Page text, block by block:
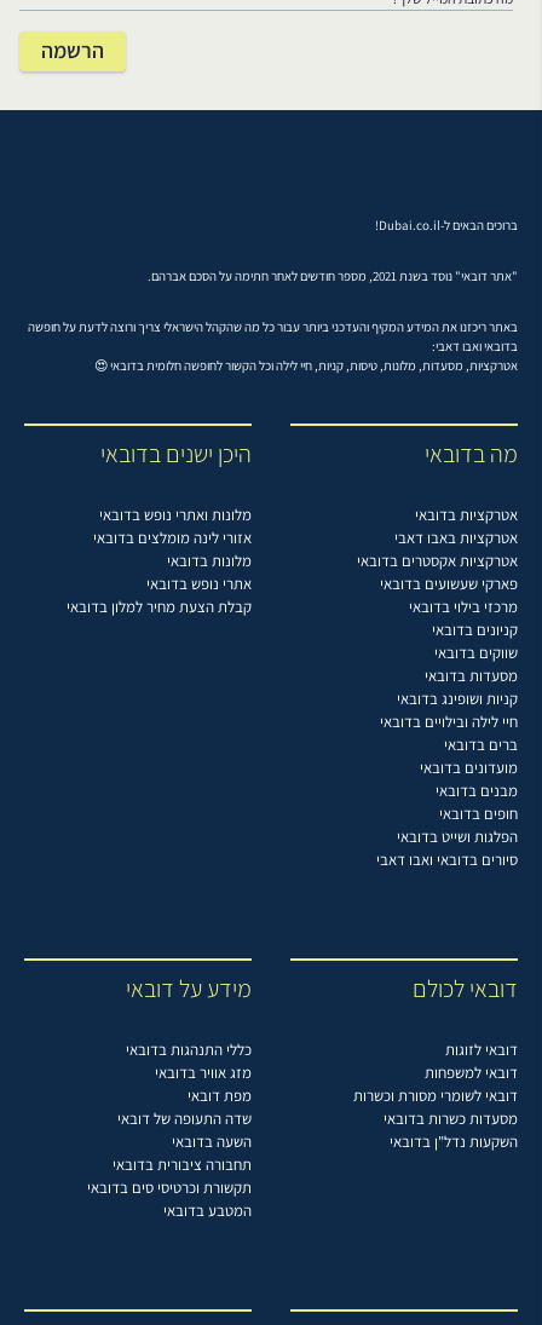
ברוכים הבאים ל-Dubai.co.il!
"אתר דובאי" נוסד בשנת 2021, מספר חודשים לאחר חתימה על הסכם אברהם.
באתר ריכזנו את המידע המקיף והעדכני ביותר עבור כל מה שהקהל הישראלי צריך ורוצה לדעת על חופשה
בדובאי ואבו דאבי:
אטרקציות, מסעדות, מלונות, טיסות, קניות, חיי לילה וכל הקשור לחופשה חלומית בדובאי 😍
מה בדובאי
אטרקציות בדובאי
אטרקציות באבו דאבי
אטרקציות אקסטרים בדובאי
פארקי שעשועים בדובאי
מרכזי בילוי בדובאי
קניונים בדובאי
שווקים בדובאי
מסעדות בדובאי
קניות ושופינג בדובאי
חיי לילה ובילויים בדובאי
ברים בדובאי
מועדונים בדובאי
מבנים בדובאי
חופים בדובאי
הפלגות ושייט בדובאי
סיורים בדובאי ואבו דאבי
היכן ישנים בדובאי
מלונות ואתרי נופש בדובאי
אזורי לינה מומלצים בדובאי
מלונות בדובאי
אתרי נופש בדובאי
קבלת הצעת מחיר למלון בדובאי
דובאי לכולם
דובאי לזוגות
דובאי למשפחות
דובאי לשומרי מסורת וכשרות
מסעדות כשרות בדובאי
השקעות נדל"ן בדובאי
מידע על דובאי
כללי התנהגות בדובאי
מזג אוויר בדובאי
מפת דובאי
שדה התעופה של דובאי
השעה בדובאי
תחבורה ציבורית בדובאי
תקשורת וכרטיסי סים בדובאי
המטבע בדובאי